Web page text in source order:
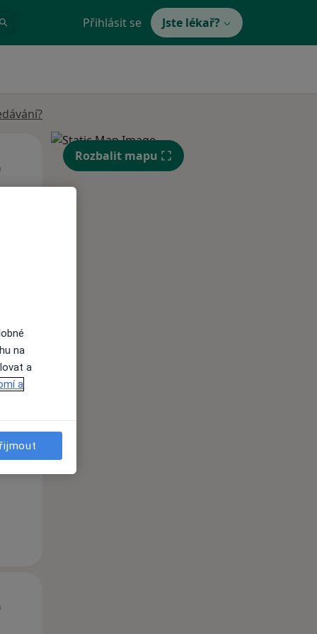
Přihlásit se Jste lékař?
St Čt
13 Srpen
Rozbalit mapu
na
a
a